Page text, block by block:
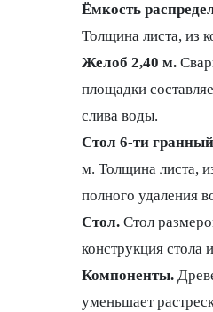
Ёмкость
Толщина листа, из
Желоб 2,40 м.
площадки
слива воды.
Стол 6-ти
м. Толщина листа,
полного удаления
Стол.Стол
конструкция
Компоненты.
уменьшает